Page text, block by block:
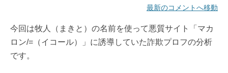
最新のコメントへ移動
今回は牧人（まきと）の名前を使って悪質サイト「マカ
ロン/=（イコール）」に誘導していた詐欺プロフの分析
です。